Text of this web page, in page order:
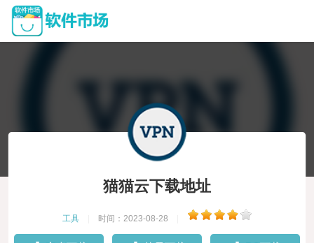
猫猫云下载地址
工具 时间：2023-08-28